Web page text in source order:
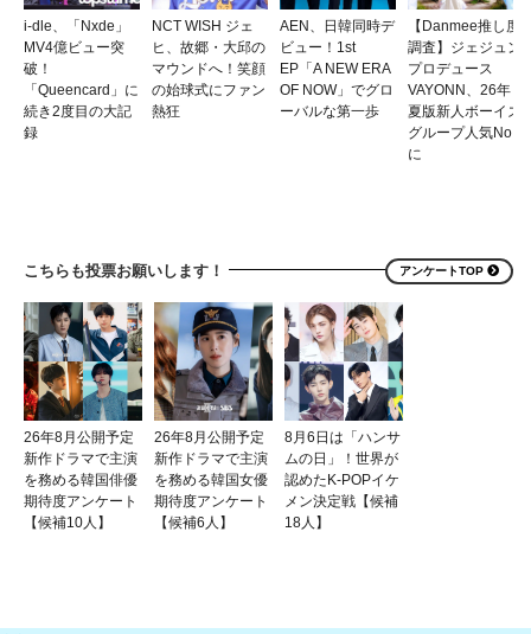
i-dle、「Nxde」
MV4億ビュー突
破！
「Queencard」に
続き2度目の大記
録
NCT WISH ジェ
ヒ、故郷・大邱の
マウンドへ！笑顔
の始球式にファン
熱狂
AEN、日韓同時デ
ビュー！1st
EP「A NEW ERA
OF NOW」でグロ
ーバルな第一歩
【Danmee推し度
調査】ジェジュン
プロデュース
VAYONN、26年
夏版新人ボーイズ
グループ人気No.1
に
こちらも投票お願いします！ アンケートTOP
26年8月公開予定
新作ドラマで主演
を務める韓国俳優
期待度アンケート
【候補10人】
26年8月公開予定
新作ドラマで主演
を務める韓国女優
期待度アンケート
【候補6人】
8月6日は「ハンサ
ムの日」！世界が
認めたK-POPイケ
メン決定戦【候補
18人】